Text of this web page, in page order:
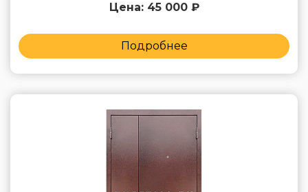
Цена: 45 000 ₽
Подробнее